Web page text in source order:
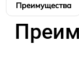
Преимущества